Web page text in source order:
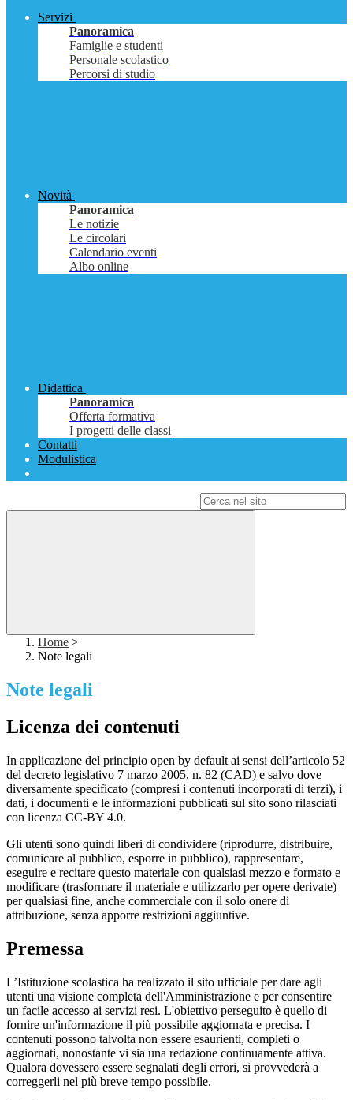
Servizi
Panoramica
Famiglie e studenti
Personale scolastico
Percorsi di studio
Novità
Panoramica
Le notizie
Le circolari
Calendario eventi
Albo online
Didattica
Panoramica
Offerta formativa
I progetti delle classi
Contatti
Modulistica
Home >
Note legali
Note legali
Licenza dei contenuti
In applicazione del principio open by default ai sensi dell’articolo 52
del decreto legislativo 7 marzo 2005, n. 82 (CAD) e salvo dove
diversamente specificato (compresi i contenuti incorporati di terzi), i
dati, i documenti e le informazioni pubblicati sul sito sono rilasciati
con licenza CC-BY 4.0.
Gli utenti sono quindi liberi di condividere (riprodurre, distribuire,
comunicare al pubblico, esporre in pubblico), rappresentare,
eseguire e recitare questo materiale con qualsiasi mezzo e formato e
modificare (trasformare il materiale e utilizzarlo per opere derivate)
per qualsiasi fine, anche commerciale con il solo onere di
attribuzione, senza apporre restrizioni aggiuntive.
Premessa
L’Istituzione scolastica ha realizzato il sito ufficiale per dare agli
utenti una visione completa dell'Amministrazione e per consentire
un facile accesso ai servizi resi. L'obiettivo perseguito è quello di
fornire un'informazione il più possibile aggiornata e precisa. I
contenuti possono talvolta non essere esaurienti, completi o
aggiornati, nonostante vi sia una redazione continuamente attiva.
Qualora dovessero essere segnalati degli errori, si provvederà a
correggerli nel più breve tempo possibile.